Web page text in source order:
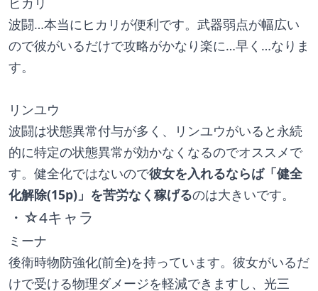
波闘…本当にヒカリが便利です。武器弱点が幅広い
ので彼がいるだけで攻略がかなり楽に…早く…なりま
す。
リンユウ
波闘は状態異常付与が多く、リンユウがいると永続
的に特定の状態異常が効かなくなるのでオススメで
す。健全化ではないので彼女を入れるならば「健全
化解除(15p)」を苦労なく稼げるのは大きいです。
・☆4キャラ
ミーナ
後衛時物防強化(前全)を持っています。彼女がいるだ
けで受ける物理ダメージを軽減できますし、光三